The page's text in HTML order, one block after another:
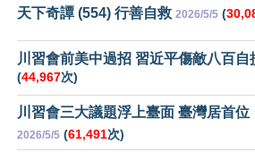
天下奇譚 (554) 行善自救 2026/5/5 (
川習會前美中過招 習近平傷敵八百自
(44,967次)
川習會三大議題浮上臺面 臺灣居首位
2026/5/5 (61,491次)